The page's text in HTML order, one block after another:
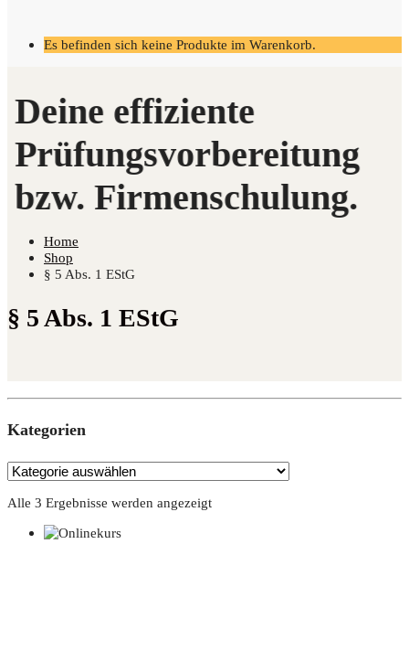
Es befinden sich keine Produkte im Warenkorb.
Home
Shop
§ 5 Abs. 1 EStG
§ 5 Abs. 1 EStG
Kate­go­rien
Alle 3 Ergebnisse werden angezeigt